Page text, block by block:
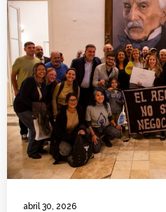
abril 30, 2026